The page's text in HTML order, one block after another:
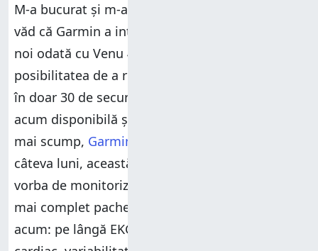
M-a bucurat și m-a surprins în același timp să
văd că Garmin a introdus multe funcționalități
noi odată cu Venu 4. De exemplu, avem
posibilitatea de a realiza o electrocardiogramă
în doar 30 de secunde. Iar această funcție este
acum disponibilă și în România. Pe modelul
mai scump, Garmin Venu X1
câteva luni, această opțiune lipsește. Când vine
vorba de monitorizarea inimii, Venu 4 oferă cel
mai complet pachet creat de Garmin până
acum: pe lângă EKG-uri, îți monitorizează ritmul